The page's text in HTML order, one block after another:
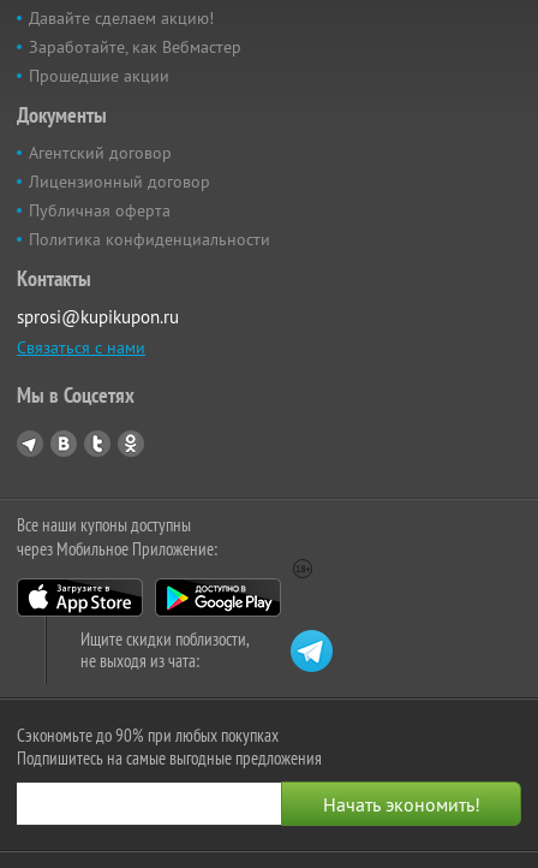
Давайте сделаем акцию!
Заработайте, как Вебмастер
Прошедшие акции
Документы
Агентский договор
Лицензионный договор
Публичная оферта
Политика конфиденциальности
Контакты
sprosi@kupikupon.ru
Связаться с нами
Мы в Соцсетях
Все наши купоны доступны
через Мобильное Приложение:
Ищите скидки поблизости,
не выходя из чата:
Сэкономьте до 90% при любых покупках
Подпишитесь на самые выгодные предложения